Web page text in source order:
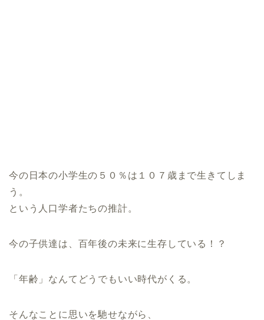
今の日本の小学生の５０％は１０７歳まで生きてしま
う。
という人口学者たちの推計。
今の子供達は、百年後の未来に生存している！？
「年齢」なんてどうでもいい時代がくる。
そんなことに思いを馳せながら、